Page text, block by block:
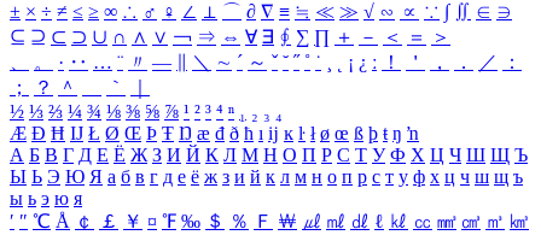
± × ÷ ≠ ≤ ≥ ∞ ∴ ♂ ♀ ∠ ⊥ ⌒ ∂ ∇ ≡ ≒ ≪ ≫ √ ∽ ∝ ∵ ∫ ∬ ∈ ∋
⊆ ⊇ ⊂ ⊃ ∪ ∩ ∧ ∨ ￢ ⇒ ⇔ ∀ ∃ ∮ ∑ ∏ ＋ － ＜ ＝
＞
、
。 · ‥ … ¨ 〃 ― ＼ ∼ ´ ～ ˇ ˘ ˝ ˚ ˙ ¸ ¡ ¿ ː ！ ＇ ， ． ／
：
；
？ ＾ ｀
½ ⅓ ⅔ ¼ ¾ ⅛ ⅜ ⅝ ⅞ ¹ ² ³ ⁴ ⁿ ₁ ₂ ₃ ₄
Æ Ð Ħ Ĳ Ł Ø Œ Þ Ŧ Ŋ æ đ ð ħ ı ĳ ĸ ŀ ł ø œ ß þ ŧ ŋ ŉ
А Б В Г Д Е Ё Ж З И Й К Л М Н О П Р С Т У Ф Х Ц Ч Ш Щ Ъ
Ы Ь Э Ю Я а б в г д е ё ж з и й к л м н о п р с т у ф х ц ч ш щ ъ
ы ь э ю я
′ ″ ℃ Å ￠ ￡ ￥ ¤ ℉ ‰ ＄ ％ Ｆ ￦ ㎕ ㎖ ㎗ ℓ ㎘ ㏄ ㎣ ㎤ ㎥ ㎦